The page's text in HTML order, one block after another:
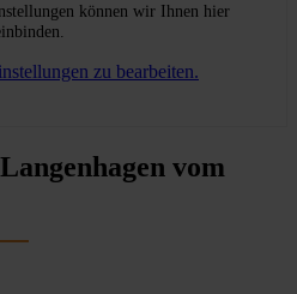
können wir Ihnen hier
zu bearbeiten.
vom